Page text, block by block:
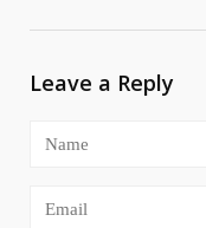
Leave a Reply